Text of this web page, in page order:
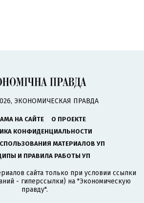
ЭКОНОМИЧЕСКАЯ ПРАВДА
НА САЙТЕ
О ПРОЕКТЕ
КОНФИДЕНЦИАЛЬНОСТИ
МАТЕРИАЛОВ УП
И ПРАВИЛА РАБОТЫ УП
сайта только при условии ссылки
- гиперссылки) на "Экономическую
правду".